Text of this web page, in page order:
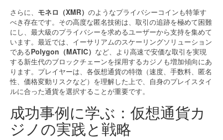
さらに、 モネロ（XMR） のようなプライバシーコインも特筆す
べき存在です。その高度な匿名技術は、取引の追跡を極めて困難
にし、最大級のプライバシーを求めるユーザーから支持を集めて
います。最近では、イーサリアムのスケーリングソリューション
であるPolygon（MATIC） など、より高速で安価な取引を実現
する新生代のブロックチェーンを採用するカジノも増加傾向にあ
ります。プレイヤーは、各仮想通貨の特徴（速度、手数料、匿名
性、価格変動リスクなど）を理解した上で、自身のプレイスタイ
ルに合った通貨を選択することが重要です。
成功事例に学ぶ：仮想通貨カ
ジノの実践と戦略